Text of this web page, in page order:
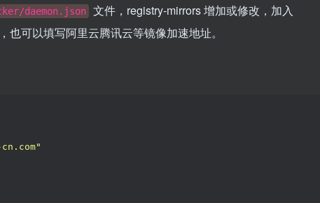
daemon.json 文件，registry-mirrors 增加或修改，加入
也可以填写阿里云腾讯云等镜像加速地址。